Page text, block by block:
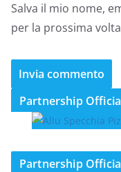
Salva il mio nome,
per la prossima
Partnership
Partnership